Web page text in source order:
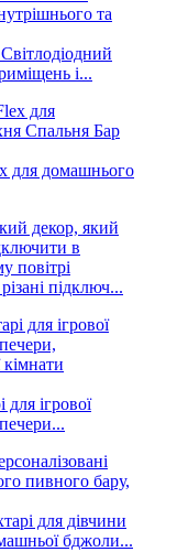
і...
для домашнього
підключ...
для ігрової
для дівчини
бджоли...